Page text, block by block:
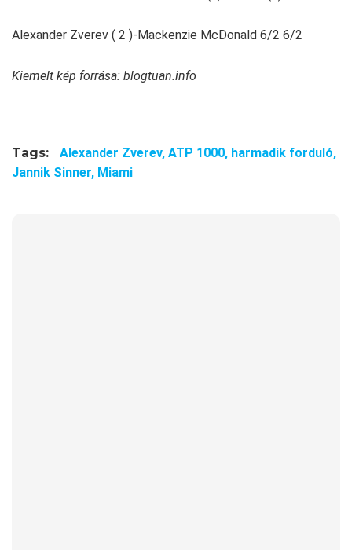
Alexander Zverev ( 2 )-Mackenzie McDonald 6/2 6/2
Kiemelt kép forrása: blogtuan.info
Tags: Alexander Zverev, ATP 1000, harmadik forduló,
Jannik Sinner, Miami